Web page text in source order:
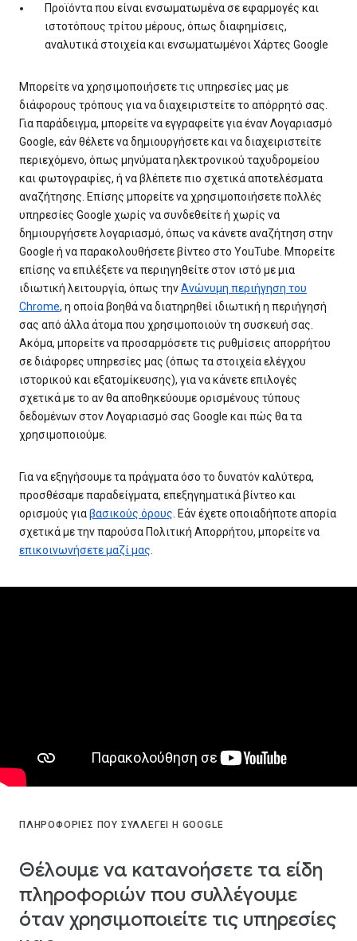
Προϊόντα που είναι ενσωματωμένα σε εφαρμογές και
ιστοτόπους τρίτου μέρους, όπως διαφημίσεις,
αναλυτικά στοιχεία και ενσωματωμένοι Χάρτες Google
Μπορείτε να χρησιμοποιήσετε τις υπηρεσίες μας με
διάφορους τρόπους για να διαχειριστείτε το απόρρητό σας.
Για παράδειγμα, μπορείτε να εγγραφείτε για έναν Λογαριασμό
Google, εάν θέλετε να δημιουργήσετε και να διαχειριστείτε
περιεχόμενο, όπως μηνύματα ηλεκτρονικού ταχυδρομείου
και φωτογραφίες, ή να βλέπετε πιο σχετικά αποτελέσματα
αναζήτησης. Επίσης μπορείτε να χρησιμοποιήσετε πολλές
υπηρεσίες Google χωρίς να συνδεθείτε ή χωρίς να
δημιουργήσετε λογαριασμό, όπως να κάνετε αναζήτηση στην
Google ή να παρακολουθήσετε βίντεο στο YouTube. Μπορείτε
επίσης να επιλέξετε να περιηγηθείτε στον ιστό με μια
ιδιωτική λειτουργία, όπως τηνΑνώνυμη περιήγηση του
Chrome, η οποία βοηθά να διατηρηθεί ιδιωτική η περιήγησή
σας από άλλα άτομα που χρησιμοποιούν τη συσκευή σας.
Ακόμα, μπορείτε να προσαρμόσετε τις ρυθμίσεις απορρήτου
σε διάφορες υπηρεσίες μας (όπως τα στοιχεία ελέγχου
ιστορικού και εξατομίκευσης), για να κάνετε επιλογές
σχετικά με το αν θα αποθηκεύουμε ορισμένους τύπους
δεδομένων στον Λογαριασμό σας Google και πώς θα τα
χρησιμοποιούμε.
Για να εξηγήσουμε τα πράγματα όσο το δυνατόν καλύτερα,
προσθέσαμε παραδείγματα, επεξηγηματικά βίντεο και
ορισμούς γιαβασικούς όρους . Εάν έχετε οποιαδήποτε απορία
σχετικά με την παρούσα Πολιτική Απορρήτου, μπορείτε να
επικοινωνήσετε μαζί μας
ΠΛΗΡΟΦΟΡΊΕΣ ΠΟΥ ΣΥΛΛΈΓΕΙ Η GOOGLE
Θέλουμε να κατανοήσετε τα είδη
πληροφοριών που συλλέγουμε
όταν χρησιμοποιείτε τις υπηρεσίες